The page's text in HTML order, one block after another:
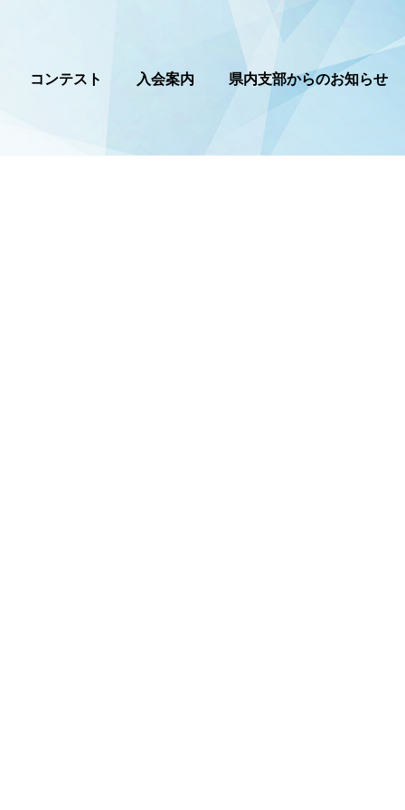
コンテスト 入会案内 県内支部からのお知らせ